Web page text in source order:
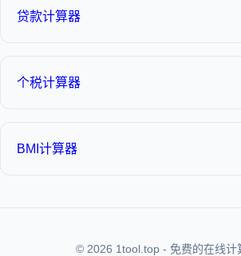
贷款计算器
个税计算器
BMI计算器
© 2026 1tool.top - 免费的在线计